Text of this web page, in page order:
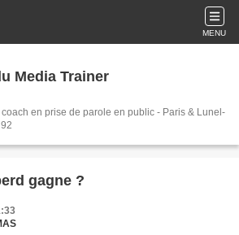
MENU
Media Trainer
en prise de parole en public - Paris & Lunel-
gagne ?